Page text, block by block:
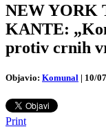
NEW YORK
KANTE:
protiv crnih
Objavio: Komunal | 10/
Print